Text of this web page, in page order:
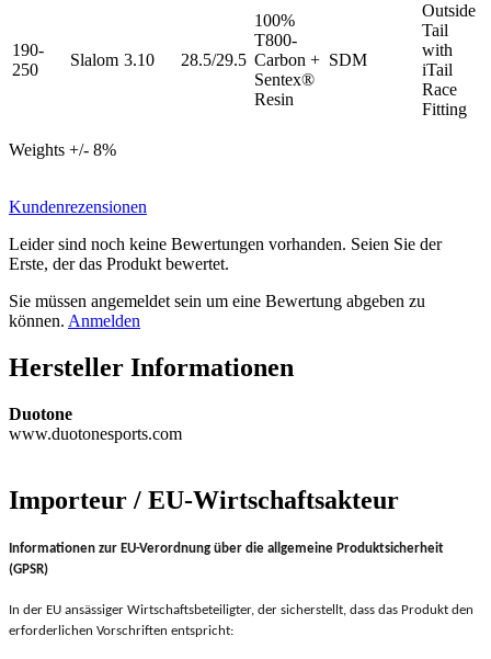
190-
250
Slalom 3.10 28.5/29.5
100%
T800-
Carbon +
Sentex®
Resin
SDM
Outside
Tail
with
iTail
Race
Fitting
Weights +/- 8%
Kundenrezensionen
Leider sind noch keine Bewertungen vorhanden. Seien Sie der
Erste, der das Produkt bewertet.
Sie müssen angemeldet sein um eine Bewertung abgeben zu
können. Anmelden
Hersteller Informationen
Duotone
www.duotonesports.com
Importeur / EU-Wirtschaftsakteur
Informationen zur EU-Verordnung über die allgemeine Produktsicherheit
(GPSR)
In der EU ansässiger Wirtschaftsbeteiligter, der sicherstellt, dass das Produkt den
erforderlichen Vorschriften entspricht: